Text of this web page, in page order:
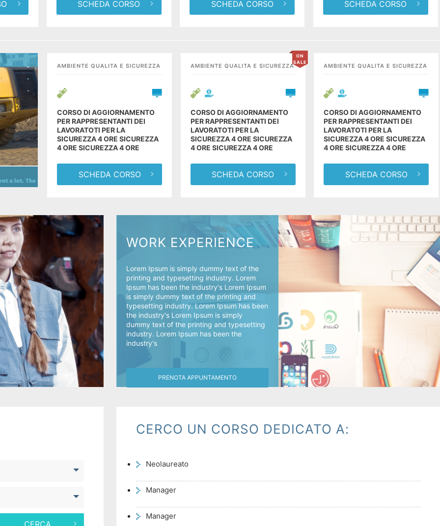
SCHEDA CORSO SCHEDA CORSO SCHEDA CORSO
AMBIENTE QUALITA E SICUREZZA
CORSO DI AGGIORNAMENTO
PER RAPPRESENTANTI DEI
LAVORATOTI PER LA
SICUREZZA 4 ORE SICUREZZA
4 ORE SICUREZZA 4 ORE
SCHEDA CORSO
ON
SALE
AMBIENTE QUALITA E SICUREZZA
CORSO DI AGGIORNAMENTO
PER RAPPRESENTANTI DEI
LAVORATOTI PER LA
SICUREZZA 4 ORE SICUREZZA
4 ORE SICUREZZA 4 ORE
SCHEDA CORSO
AMBIENTE QUALITA E SICUREZZA
CORSO DI AGGIORNAMENTO
PER RAPPRESENTANTI DEI
LAVORATOTI PER LA
SICUREZZA 4 ORE SICUREZZA
4 ORE SICUREZZA 4 ORE
SCHEDA CORSO
WORK EXPERIENCE
Lorem Ipsum is simply dummy text of the
printing and typesetting industry. Lorem
Ipsum has been the industry's Lorem Ipsum
is simply dummy text of the printing and
typesetting industry. Lorem Ipsum has been
the industry's Lorem Ipsum is simply
dummy text of the printing and typesetting
industry. Lorem Ipsum has been the
industry's
PRENOTA APPUNTAMENTO
CERCO UN CORSO DEDICATO A:
Neolaureato
Manager
Manager